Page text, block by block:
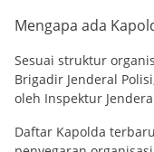
Mengapa ada
Sesuai struktur
Brigadir Jenderal
oleh Inspektur
Daftar Kapolda